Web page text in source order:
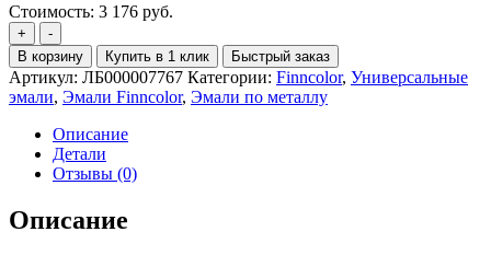
Стоимость: 3 176 руб.
+
Количество
товара
Финнколор
Эмаль
Garden
30
A
п/
мат
-
В корзину
Купить в 1 клик Быстрый заказ
Артикул: ЛБ000007767 Категории: Finncolor, Универсальные
эмали, Эмали Finncolor, Эмали по металлу
Описание
Детали
Отзывы (0)
Описание